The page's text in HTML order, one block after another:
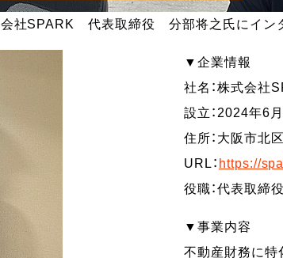
社SPARK 代表取締役 分部将之氏にインタ
▼企業情報
社名：株式会社
設立：2024年6
住所：大阪市
URL： https://
役職：代表取締役
▼事業内容
不動産財務に特